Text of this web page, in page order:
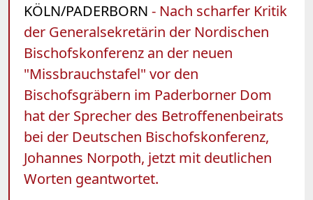
KÖLN/PADERBORN - Nach scharfer Kritik
der Generalsekretärin der Nordischen
Bischofskonferenz an der neuen
"Missbrauchstafel" vor den
Bischofsgräbern im Paderborner Dom
hat der Sprecher des Betroffenenbeirats
bei der Deutschen Bischofskonferenz,
Johannes Norpoth, jetzt mit deutlichen
Worten geantwortet.